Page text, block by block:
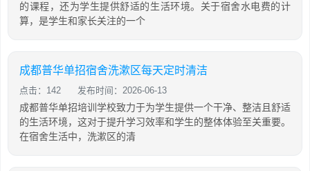
的课程，还为学生提供舒适的生活环境。关于宿舍水电费的计
算，是学生和家长关注的一个
成都普华单招宿舍洗漱区每天定时清洁
点击：142 发布时间：2026-06-13
成都普华单招培训学校致力于为学生提供一个干净、整洁且舒适
的生活环境，这对于提升学习效率和学生的整体体验至关重要。
在宿舍生活中，洗漱区的清